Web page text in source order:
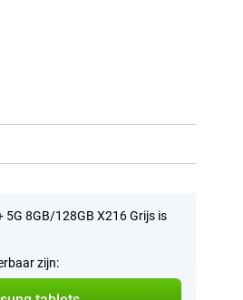
5G 8GB/128GB X216 Grijs is
zijn: